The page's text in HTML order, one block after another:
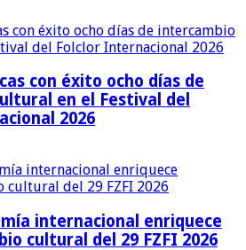
con éxito ocho días de
en el Festival del
2026
internacional enriquece
cultural del 29 FZFI 2026